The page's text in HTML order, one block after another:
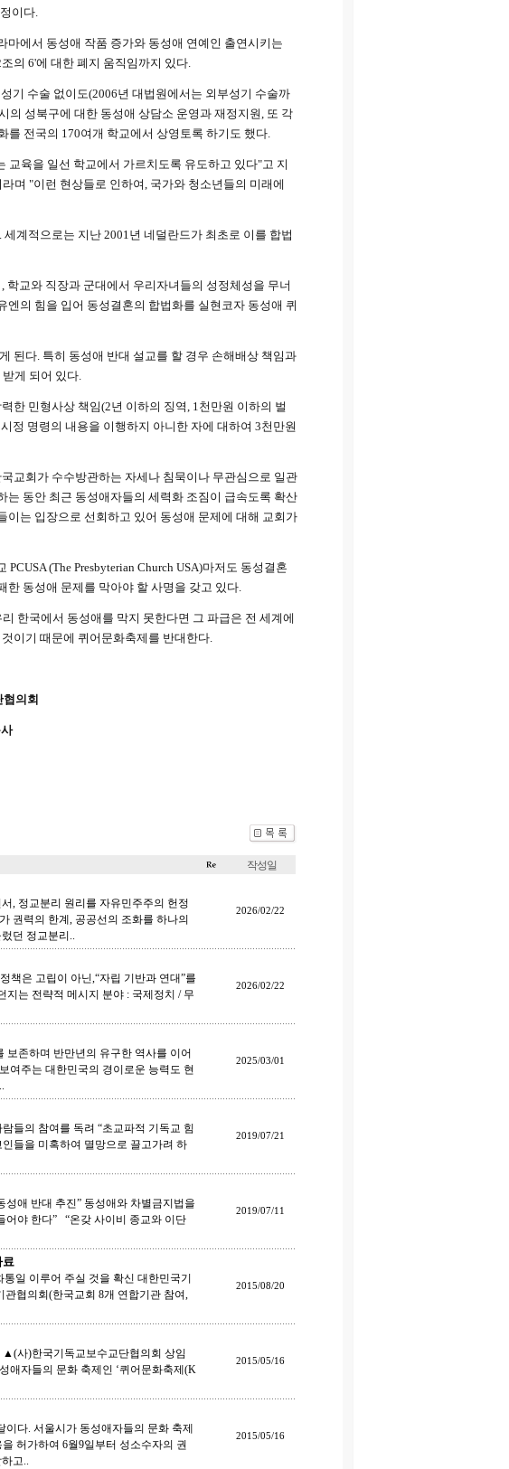
이다.
마에서 동성애 작품 증가와 동성애 연예인 출연시키는
의 6'에 대한 폐지 움직임까지 있다.
기 수술 없이도(2006년 대법원에서는 외부성기 수술까
의 성북구에 대한 동성애 상담소 운영과 재정지원, 또 각
전국의 170여개 학교에서 상영토록 하기도 했다.
육을 일선 학교에서 가르치도록 유도하고 있다"고 지
며 "이런 현상들로 인하여, 국가와 청소년들의 미래에
계적으로는 지난 2001년 네덜란드가 최초로 이를 합법
교와 직장과 군대에서 우리자녀들의 성정체성을 무너
의 힘을 입어 동성결혼의 합법화를 실현코자 동성애 퀴
된다. 특히 동성애 반대 설교를 할 경우 손해배상 책임과
게 되어 있다.
한 민형사상 책임(2년 이하의 징역, 1천만원 이하의 벌
정 명령의 내용을 이행하지 아니한 자에 대하여 3천만원
교회가 수수방관하는 자세나 침묵이나 무관심으로 일관
동안 최근 동성애자들의 세력화 조짐이 급속도록 확산
는 입장으로 선회하고 있어 동성애 문제에 대해 교회가
(The Presbyterian Church USA)마저도 동성결혼
한 동성애 문제를 막아야 할 사명을 갖고 있다.
한국에서 동성애를 막지 못한다면 그 파급은 전 세계에
이기 때문에 퀴어문화축제를 반대한다.
의회
작성일
, 정교분리 원리를 자유민주주의 헌정
권력의 한계, 공공선의 조화를 하나의
던 정교분리..
2026/02/22
책은 고립이 아닌,“자립 기반과 연대”를
지는 전략적 메시지 분야 : 국제정치 / 무
2026/02/22
존하며 반만년의 유구한 역사를 이어
여주는 대한민국의 경이로운 능력도 현
2025/03/01
들의 참여를 독려 “초교파적 기독교 힘
들을 미혹하여 멸망으로 끌고가려 하
2019/07/21
성애 반대 추진” 동성애와 차별금지법을
어야 한다” “온갖 사이비 종교와 이단
2019/07/11
료
일 이루어 주실 것을 확신 대한민국기
협의회(한국교회 8개 연합기관 참여,
2015/08/20
사)한국기독교보수교단협의회 상임
애자들의 문화 축제인 ‘퀴어문화축제(K
2015/05/16
다. 서울시가 동성애자들의 문화 축제
을 허가하여 6월9일부터 성소수자의 권
고..
2015/05/16